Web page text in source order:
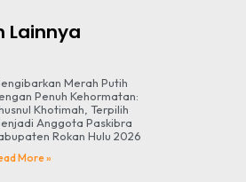
Lainnya
Merah Putih
Penuh Kehormatan:
Khotimah, Terpilih
Anggota Paskibra
Rokan Hulu 2026
More »